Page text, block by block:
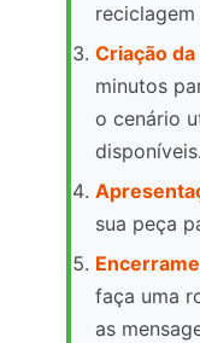
Criação da
minutos
o cenário
disponíveis.
sua peça
faça uma
as